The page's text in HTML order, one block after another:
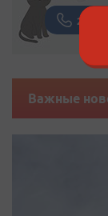
Важные